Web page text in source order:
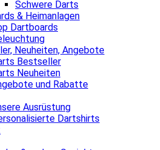
Schwere Darts
& Heimanlagen
Dartboards
Neuheiten, Angebote
Bestseller
Neuheiten
und Rabatte
Ausrüstung
Dartshirts